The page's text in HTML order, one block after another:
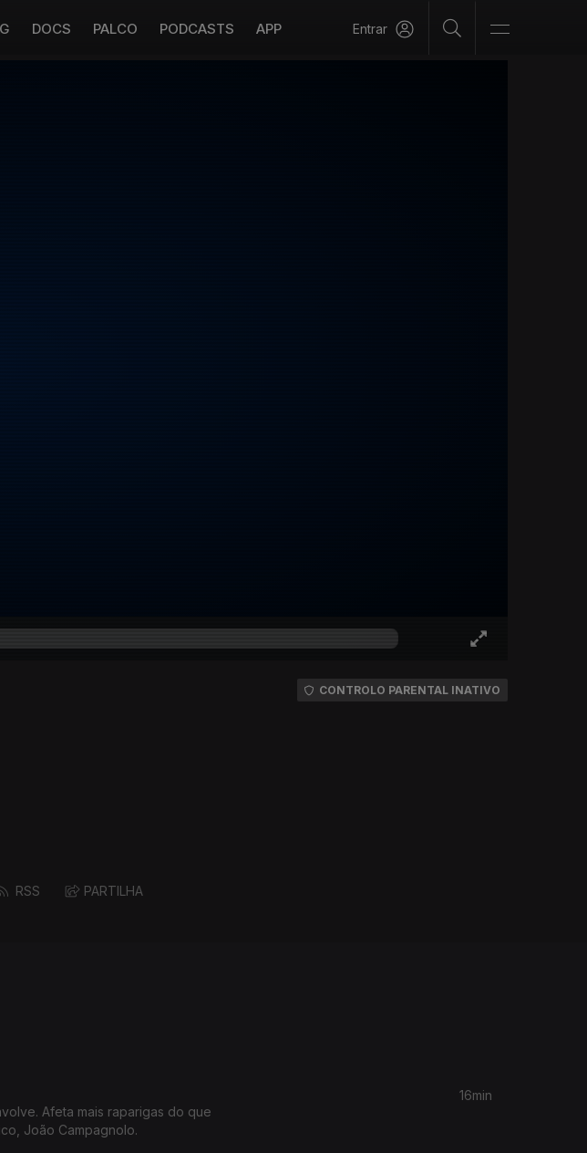
DOCS PALCO PODCASTS APP Entrar
CONTROLO PARENTAL INATIVO
RSS PARTILHA
Afeta mais raparigas do que
João Campagnolo.
16min